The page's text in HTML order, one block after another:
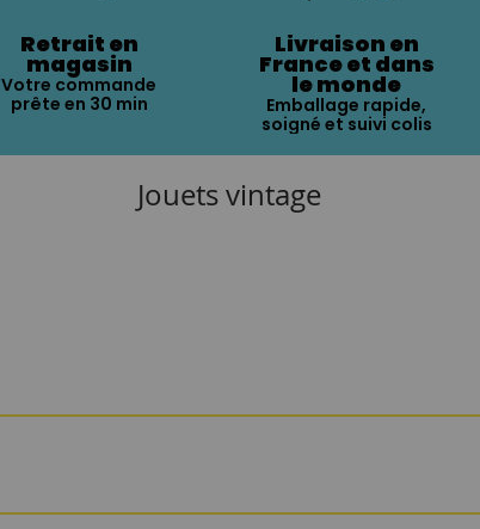
Retrait en
magasin
Votre commande
prête en 30 min
Livraison en
France et dans
le monde
Emballage rapide,
soigné et suivi colis
Jouets vintage